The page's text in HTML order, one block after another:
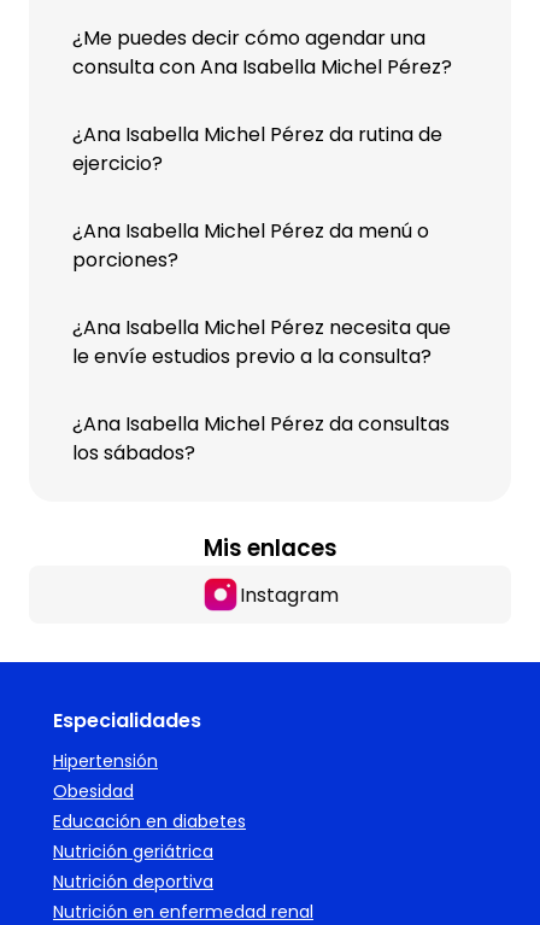
¿Me puedes decir cómo agendar una
consulta con Ana Isabella Michel Pérez?
¿Ana Isabella Michel Pérez da rutina de
ejercicio?
¿Ana Isabella Michel Pérez da menú o
porciones?
¿Ana Isabella Michel Pérez necesita que
le envíe estudios previo a la consulta?
¿Ana Isabella Michel Pérez da consultas
los sábados?
Mis enlaces
Instagram
Especialidades
Hipertensión
Obesidad
Educación en diabetes
Nutrición geriátrica
Nutrición deportiva
Nutrición en enfermedad renal